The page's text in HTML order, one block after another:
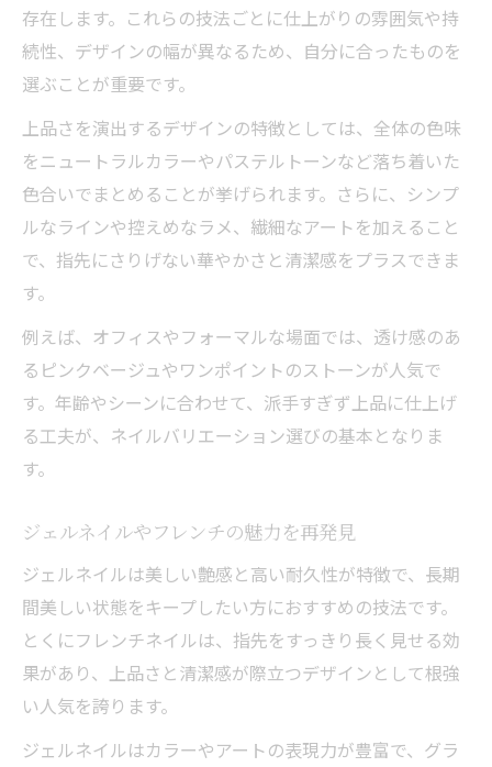
存在します。これらの技法ごとに仕上がりの雰囲気や持
続性、デザインの幅が異なるため、自分に合ったものを
選ぶことが重要です。
上品さを演出するデザインの特徴としては、全体の色味
をニュートラルカラーやパステルトーンなど落ち着いた
色合いでまとめることが挙げられます。さらに、シンプ
ルなラインや控えめなラメ、繊細なアートを加えること
で、指先にさりげない華やかさと清潔感をプラスできま
す。
例えば、オフィスやフォーマルな場面では、透け感のあ
るピンクベージュやワンポイントのストーンが人気で
す。年齢やシーンに合わせて、派手すぎず上品に仕上げ
る工夫が、ネイルバリエーション選びの基本となりま
す。
ジェルネイルやフレンチの魅力を再発見
ジェルネイルは美しい艶感と高い耐久性が特徴で、長期
間美しい状態をキープしたい方におすすめの技法です。
とくにフレンチネイルは、指先をすっきり長く見せる効
果があり、上品さと清潔感が際立つデザインとして根強
い人気を誇ります。
ジェルネイルはカラーやアートの表現力が豊富で、グラ